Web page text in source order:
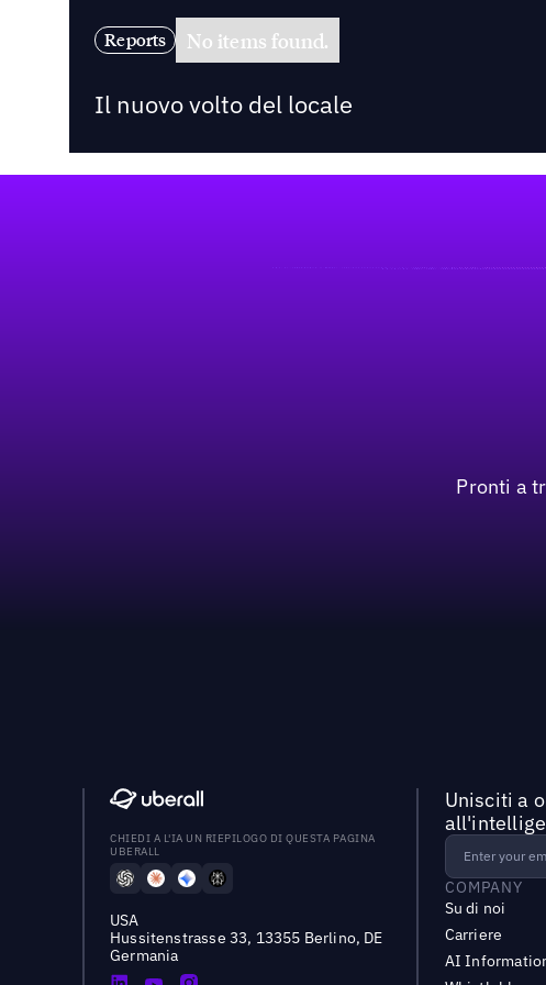
Reports No items found.
Il nuovo volto del locale
Pronti a
CHIEDI A L'IA UN RIEPILOGO DI QUESTA PAGINA
UBERALL
USA
Hussitenstrasse 33, 13355 Berlino, DE
Germania
Unisciti a
COMPANY
Su di noi
Carriere
AI